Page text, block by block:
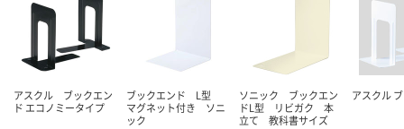
アスクル ブックエン
ド エコノミータイプ
ブックエンド L型
マグネット付き ソニ
ック
ソニック ブックエン
ドL型 リビガク 本
立て 教科書サイズ
アスクル